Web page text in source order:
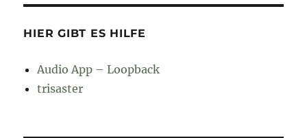
HIER GIBT ES HILFE
Audio App – Loopback
trisaster